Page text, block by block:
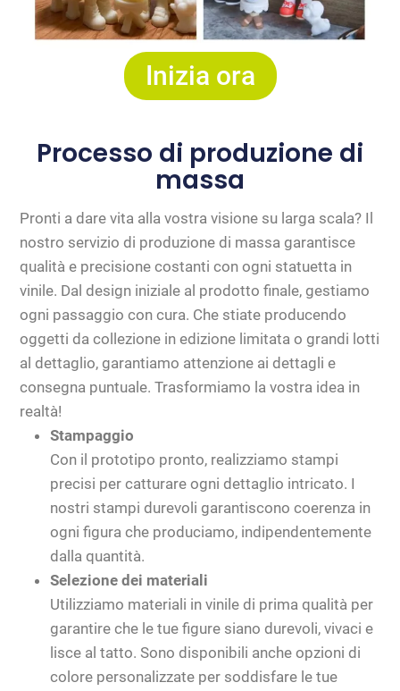
Inizia ora
Processo di produzione di
massa
Pronti a dare vita alla vostra visione su larga scala? Il
nostro servizio di produzione di massa garantisce
qualità e precisione costanti con ogni statuetta in
vinile. Dal design iniziale al prodotto finale, gestiamo
ogni passaggio con cura. Che stiate producendo
oggetti da collezione in edizione limitata o grandi lotti
al dettaglio, garantiamo attenzione ai dettagli e
consegna puntuale. Trasformiamo la vostra idea in
realtà!
Stampaggio
Con il prototipo pronto, realizziamo stampi
precisi per catturare ogni dettaglio intricato. I
nostri stampi durevoli garantiscono coerenza in
ogni figura che produciamo, indipendentemente
dalla quantità.
Selezione dei materiali
Utilizziamo materiali in vinile di prima qualità per
garantire che le tue figure siano durevoli, vivaci e
lisce al tatto. Sono disponibili anche opzioni di
colore personalizzate per soddisfare le tue